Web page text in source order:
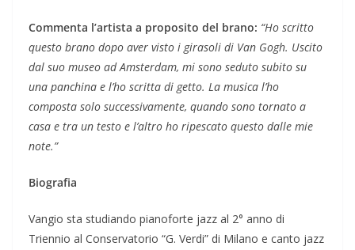
Commenta l’artista a proposito del brano: “Ho scritto
questo brano dopo aver visto i girasoli di Van Gogh. Uscito
dal suo museo ad Amsterdam, mi sono seduto subito su
una panchina e l’ho scritta di getto. La musica l’ho
composta solo successivamente, quando sono tornato a
casa e tra un testo e l’altro ho ripescato questo dalle mie
note.”
Biografia
Vangio sta studiando pianoforte jazz al 2° anno di
Triennio al Conservatorio “G. Verdi” di Milano e canto jazz